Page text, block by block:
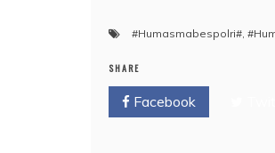
#Humasmabespolri#
SHARE
Facebook